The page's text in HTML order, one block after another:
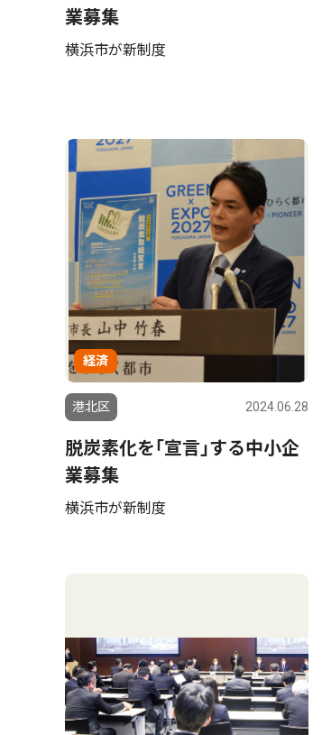
業募集
横浜市が新制度
経済
港北区 2024.06.28
脱炭素化を｢宣言｣する中小企
業募集
横浜市が新制度